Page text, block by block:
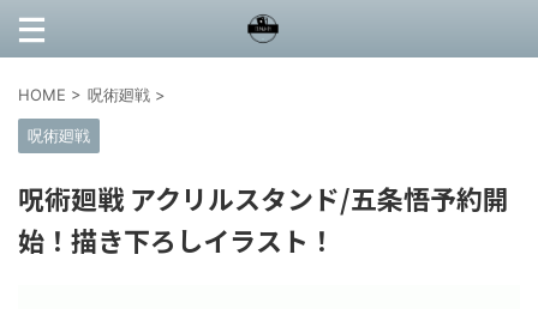
HOME > 呪術廻戦 >
呪術廻戦
呪術廻戦 アクリルスタンド/五条悟予約開
始！描き下ろしイラスト！